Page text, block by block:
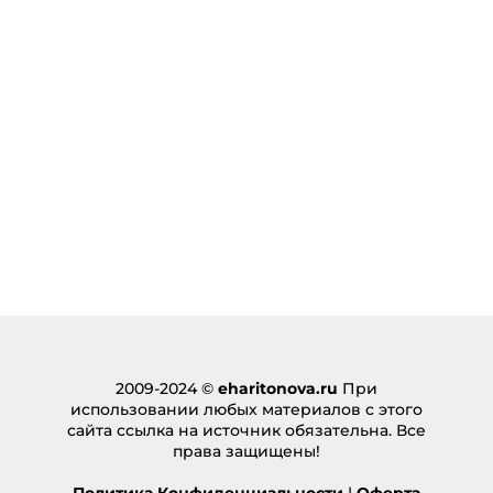
ทีเด็ดบอลเต็ง คัดเน้นๆ ล้มโต๊ะเว็บตรง Lsm99live:
02.08.2024 в 06:15
… [Trackback]
[…] Information to that Topic:
2009-2024 © eharitonova.ru При
использовании любых материалов с этого
сайта ссылка на источник обязательна. Все
права защищены!